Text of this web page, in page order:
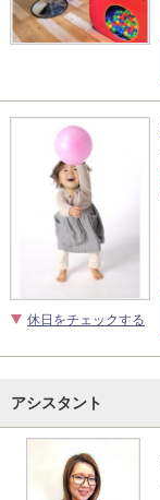
休日をチェックする
アシスタント